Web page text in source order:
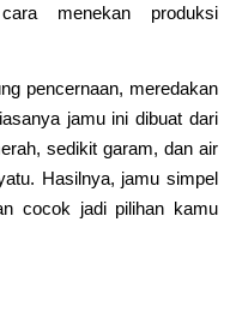
menekan produksi
pencernaan, meredakan
jamu ini dibuat dari
sedikit garam, dan air
Hasilnya, jamu simpel
cocok jadi pilihan kamu